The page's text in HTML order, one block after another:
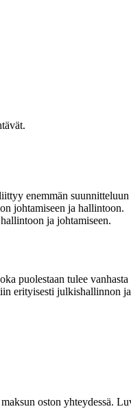
enemmän suunnitteluun
johtamiseen ja hallintoon.
ja johtamiseen.
puolestaan tulee
erityisesti julkishallinnon
oston yhteydessä.